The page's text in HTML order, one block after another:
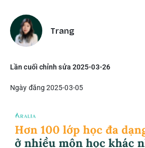
Trang
Lần cuối chỉnh sửa 2025-03-26
Ngày đăng 2025-03-05